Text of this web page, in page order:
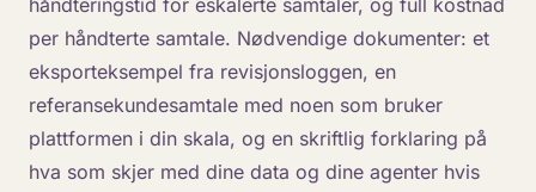
håndteringstid for eskalerte samtaler, og full kostnad
per håndterte samtale. Nødvendige dokumenter: et
eksporteksempel fra revisjonsloggen, en
referansekundesamtale med noen som bruker
plattformen i din skala, og en skriftlig forklaring på
hva som skjer med dine data og dine agenter hvis